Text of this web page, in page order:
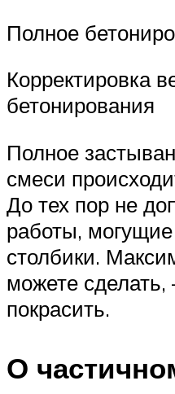
Полное
Корректировка
бетонирования
Полное
смеси
До тех пор не
работы, могущие
столбики.
можете
покрасить.
О